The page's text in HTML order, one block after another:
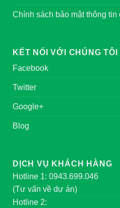
Chính sách bảo mật thông tin
KẾT NỐI VỚI CHÚNG TÔI
Facebook
Twitter
Google+
Blog
DỊCH VỤ KHÁCH HÀNG
Hotline 1: 0943.699.046
(Tư vấn về dự án)
Hotline 2: